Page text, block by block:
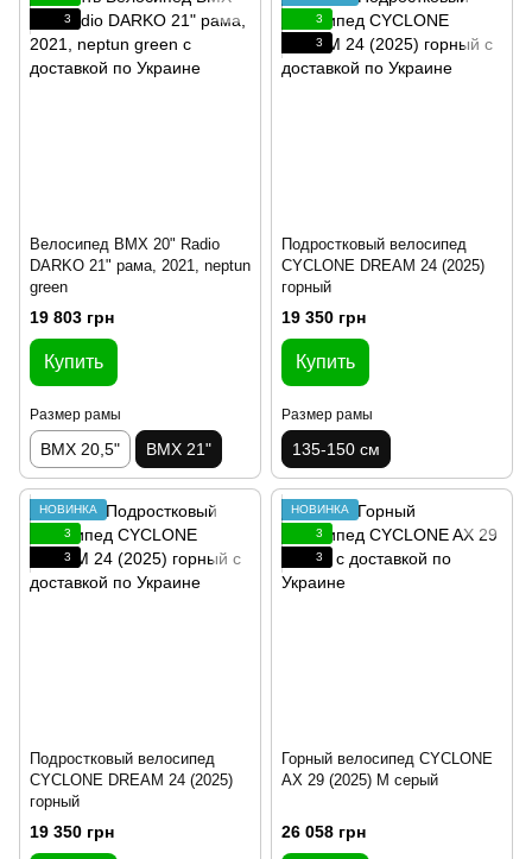
3
Велосипед BMX 20" Radio
DARKO 21" рама, 2021, neptun
green
19 803 грн
Купить
Размер рамы
BMX 20,5" BMX 21"
3
3
Подростковый велосипед
CYCLONE DREAM 24 (2025)
горный
19 350 грн
Купить
Размер рамы
135-150 см
НОВИНКА
3
3
Подростковый велосипед
CYCLONE DREAM 24 (2025)
горный
19 350 грн
НОВИНКА
3
3
Горный велосипед CYCLONE
AX 29 (2025) M серый
26 058 грн